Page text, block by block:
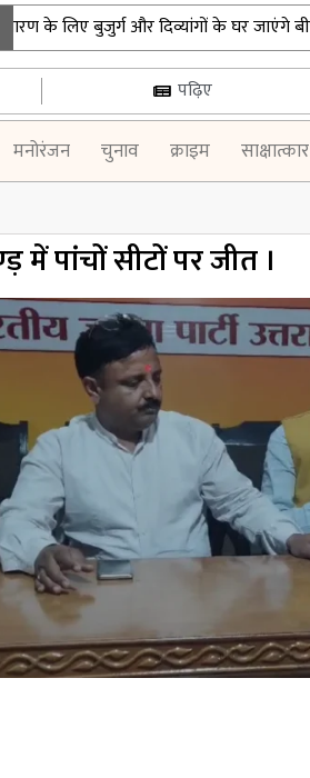
लिए बुजुर्ग और दिव्यांगों के घर जाएंगे बीएलओ
पढ़िए
मनोरंजन चुनाव क्राइम साक्षात्कार
में पांचों सीटों पर जीत ।